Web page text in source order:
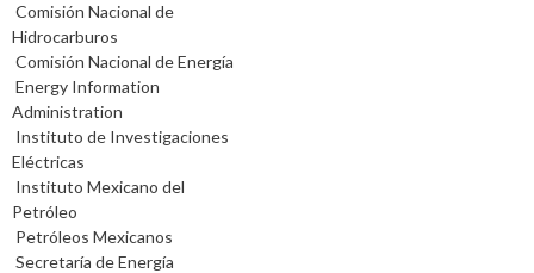
Comisión Nacional de
Hidrocarburos
Comisión Nacional de Energía
Energy Information
Administration
Instituto de Investigaciones
Eléctricas
Instituto Mexicano del
Petróleo
Petróleos Mexicanos
Secretaría de Energía